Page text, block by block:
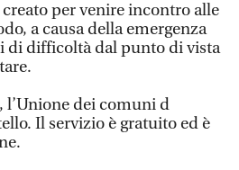
per venire incontro alle
a causa della emergenza
di difficoltà dal punto di vista
l’Unione dei comuni d
Il servizio è gratuito ed è